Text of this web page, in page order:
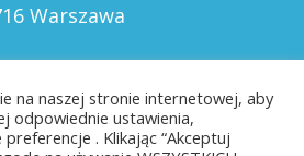
Warszawa
22 559-10-50
biuro@saloni.pl
na naszej stronie internetowej, aby
odpowiednie ustawienia,
. Klikając “Akceptuj